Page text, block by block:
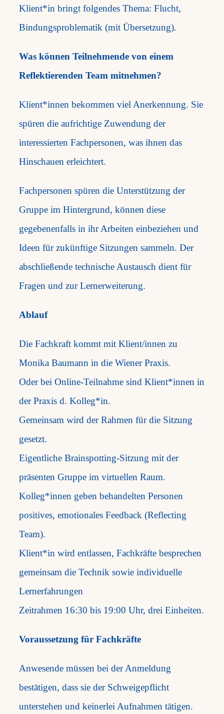
Klient*in bringt folgendes Thema: Flucht,
Bindungsproblematik (mit Übersetzung).
Was können Teilnehmende von einem
Reflektierenden Team mitnehmen?
Klient*innen bekommen viel Anerkennung. Sie
spüren die aufrichtige Zuwendung der
interessierten Fachpersonen, was ihnen das
Hinschauen erleichtert.
Fachpersonen spüren die Unterstützung der
Gruppe im Hintergrund, können diese
gegebenenfalls in ihr Arbeiten einbeziehen und
Ideen für zukünftige Sitzungen sammeln. Der
abschließende technische Austausch dient für
Fragen und zur Lernerweiterung.
Ablauf
Die Fachkraft kommt mit Klient/innen zu
Monika Baumann in die Wiener Praxis.
Oder bei Online-Teilnahme sind Klient*innen in
der Praxis d. Kolleg*in.
Gemeinsam wird der Rahmen für die Sitzung
gesetzt.
Eigentliche Brainspotting-Sitzung mit der
präsenten Gruppe im virtuellen Raum.
Kolleg*innen geben behandelten Personen
positives, emotionales Feedback (Reflecting
Team).
Klient*in wird entlassen, Fachkräfte besprechen
gemeinsam die Technik sowie individuelle
Lernerfahrungen
Zeitrahmen 16:30 bis 19:00 Uhr, drei Einheiten.
Voraussetzung für Fachkräfte
Anwesende müssen bei der Anmeldung
bestätigen, dass sie der Schweigepflicht
unterstehen und keinerlei Aufnahmen tätigen.